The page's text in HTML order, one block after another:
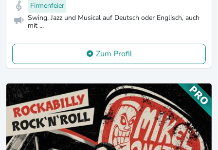
Firmenfeier
Swing, Jazz und Musical auf Deutsch oder Englisch, auch
mit ...
Zum Profil